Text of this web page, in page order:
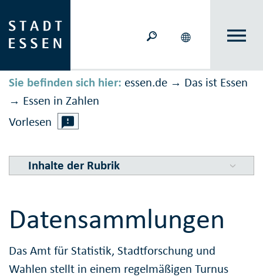
Sie befinden sich hier: essen.de → Das ist Essen
→ Essen in Zahlen
Vorlesen
Inhalte der Rubrik
Datensammlungen
Das Amt für Statistik, Stadtforschung und
Wahlen stellt in einem regelmäßigen Turnus